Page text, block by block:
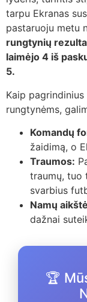
tarpu Ekranas
pastaruoju metu
rungtynių
laimėjo 4 iš
5.
Kaip
rungtynėms,
Komandų
žaidimą, o
Traumos:
traumų, tuo
svarbius
Namų
dažnai
🏆